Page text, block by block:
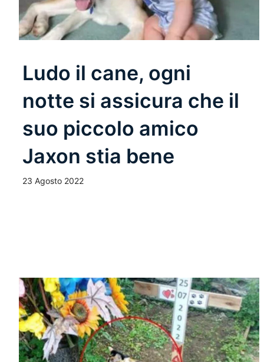
Ludo il cane, ogni
notte si assicura che il
suo piccolo amico
Jaxon stia bene
23 Agosto 2022